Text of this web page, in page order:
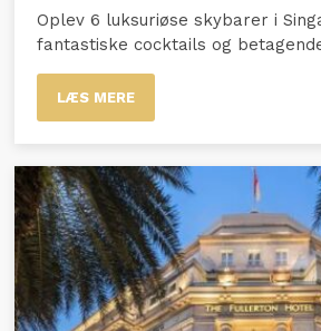
Oplev 6 luksuriøse skybarer i
fantastiske cocktails og
LÆS MERE